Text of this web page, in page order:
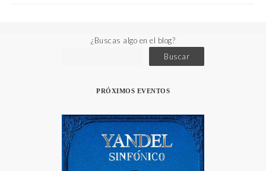
¿Buscas algo en el blog?
Buscar
PRÓXIMOS EVENTOS